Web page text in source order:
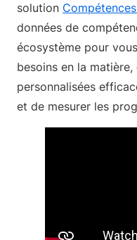
solution
données de
écosystème pour
besoins en la
personnalisées
et de mesurer les